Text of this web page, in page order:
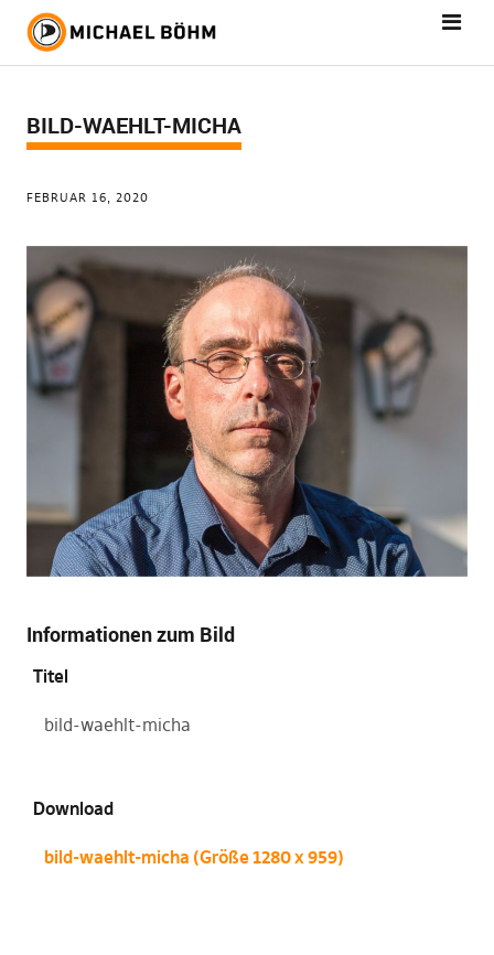
BILD-WAEHLT-MICHA
FEBRUAR 16, 2020
Informationen zum Bild
Titel
bild-waehlt-micha
Download
bild-waehlt-micha (Größe 1280 x 959)